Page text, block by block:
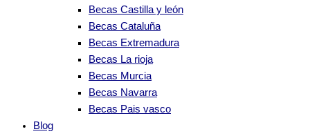
Becas Castilla y león
Becas Cataluña
Becas Extremadura
Becas La rioja
Becas Murcia
Becas Navarra
Becas Pais vasco
Blog